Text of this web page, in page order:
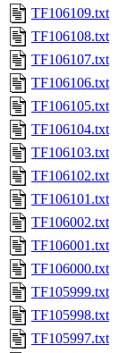
TF106109.txt
TF106108.txt
TF106107.txt
TF106106.txt
TF106105.txt
TF106104.txt
TF106103.txt
TF106102.txt
TF106101.txt
TF106002.txt
TF106001.txt
TF106000.txt
TF105999.txt
TF105998.txt
TF105997.txt